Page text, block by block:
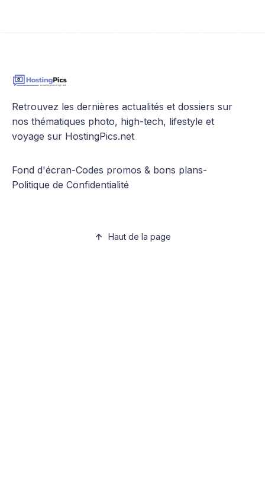
Retrouvez les dernières actualités et dossiers sur
nos thématiques photo, high-tech, lifestyle et
voyage sur HostingPics.net
Fond d'écran-Codes promos & bons plans-
Politique de Confidentialité
Haut de la page